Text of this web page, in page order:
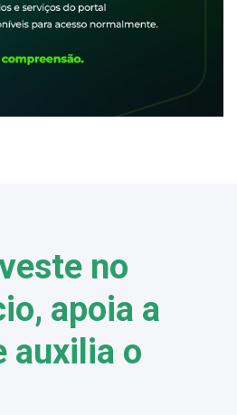
no
apoia a
auxilia o